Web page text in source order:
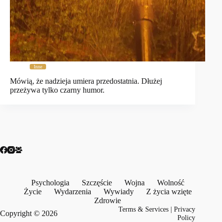
Inne
Mówią, że nadzieja umiera przedostatnia. Dłużej
przeżywa tylko czarny humor.
Psychologia Szczęście Wojna
Wolność
Życie
Wydarzenia Wywiady
Z życia wzięte
Zdrowie
Copyright © 2026
Terms & Services |Privacy
Policy